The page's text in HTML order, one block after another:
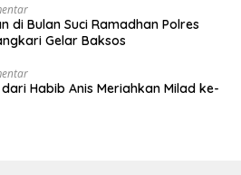
di Bulan Suci Ramadhan Polres
Gelar Baksos
Habib Anis Meriahkan Milad ke-